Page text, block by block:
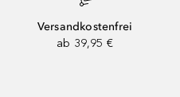
Versandkostenfrei
ab 39,95 €